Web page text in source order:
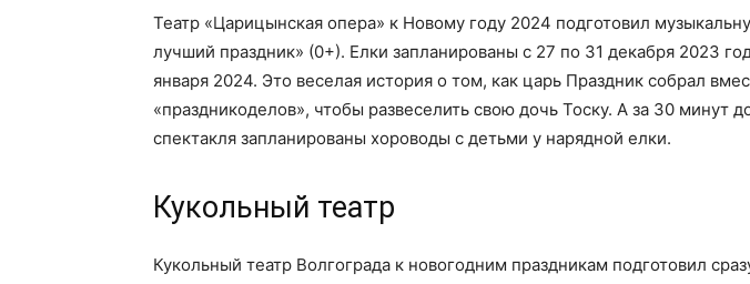
Театр «Царицынская опера» к Новому году 2024 подготовил
лучший праздник» (0+). Елки запланированы с 27 по 31 декабря 2023
января 2024. Это веселая история о том, как царь Праздник собрал
«праздникоделов», чтобы развеселить свою дочь Тоску. А за 30 минут
спектакля запланированы хороводы с детьми у нарядной елки.
Кукольный театр
Кукольный театр Волгограда к новогодним праздникам подготовил